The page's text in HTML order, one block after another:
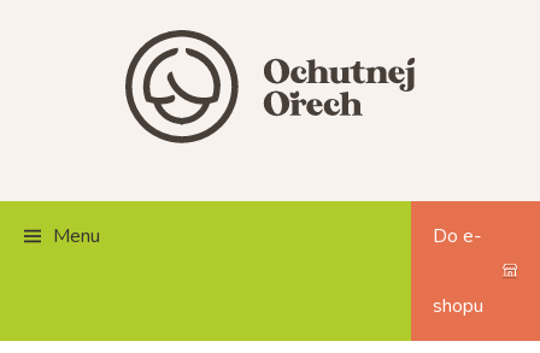
Menu Do e-
shopu